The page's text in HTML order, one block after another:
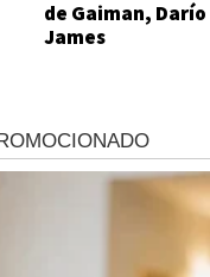
de Gaiman, Darío
James